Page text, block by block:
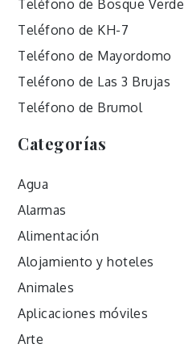
Teléfono de Bosque Verde
Teléfono de KH-7
Teléfono de Mayordomo
Teléfono de Las 3 Brujas
Teléfono de Brumol
Categorías
Agua
Alarmas
Alimentación
Alojamiento y hoteles
Animales
Aplicaciones móviles
Arte